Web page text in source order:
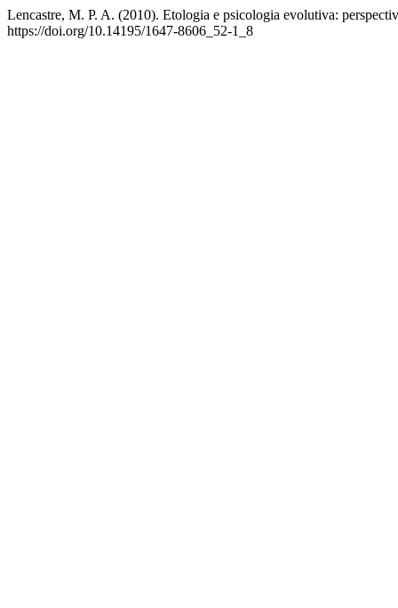
Lencastre, M. P. A. (2010). Etologia e psicologia evolutiva:
https://doi.org/10.14195/1647-8606_52-1_8